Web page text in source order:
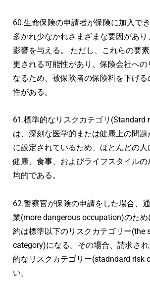
60.生命保険の申請者が保険に加入で
多かれ少なかれさまざまな要因があり
影響を与える。 ただし、これらの要
更される可能性があり、保険会社への
なるため、被保険者の保険料を下げ
性がある。
61.標準的なリスクカテゴリ(Standard
は、深刻な医学的または健康上の問
に設定されているため、ほとんどの人
健康、食事、およびライフスタイル
均的である。
62.警察官が保険の申請をした場合、
業(more dangerous occupation)のた
約は標準以下のリスクカテゴリー(the
category)になる。その場合、請求さ
的なリスクカテゴリー(stadndard risk
い。